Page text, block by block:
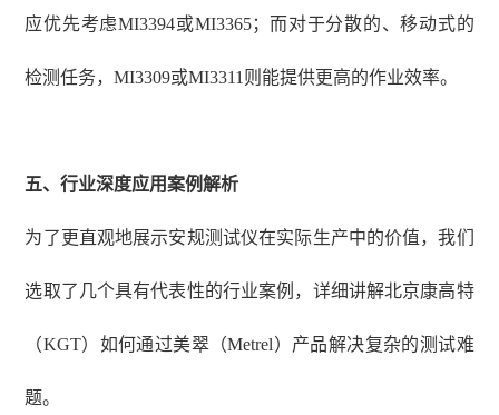
应优先考虑MI3394或MI3365；而对于分散的、移动式的
检测任务，MI3309或MI3311则能提供更高的作业效率。
五、行业深度应用案例解析
为了更直观地展示安规测试仪在实际生产中的价值，我们
选取了几个具有代表性的行业案例，详细讲解北京康高特
（KGT）如何通过美翠（Metrel）产品解决复杂的测试难
题。